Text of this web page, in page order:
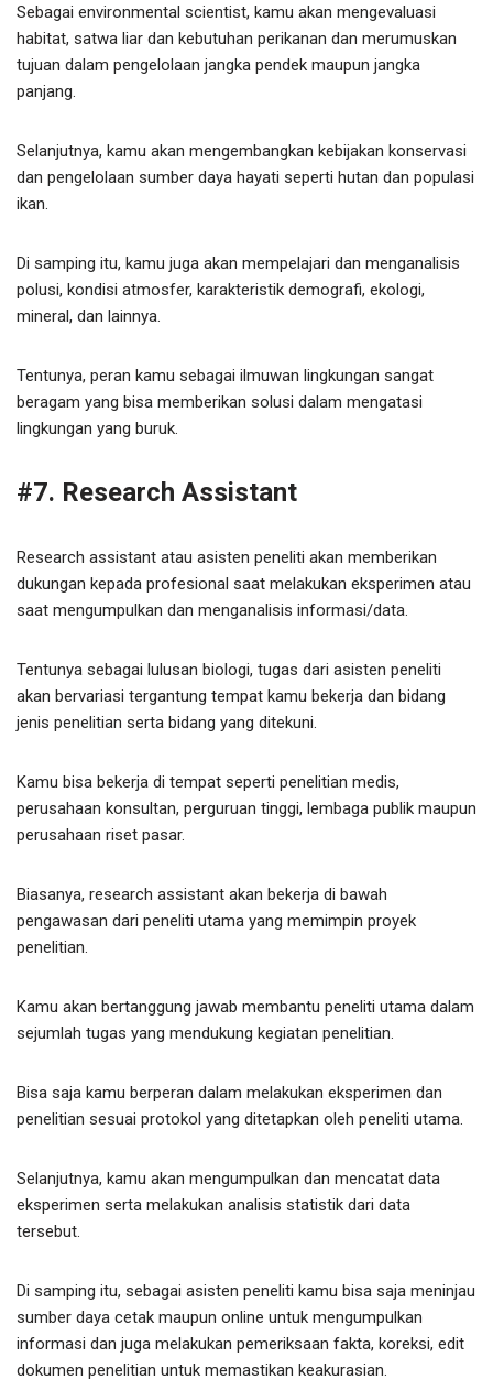
Sebagai environmental scientist, kamu akan mengevaluasi
habitat, satwa liar dan kebutuhan perikanan dan merumuskan
tujuan dalam pengelolaan jangka pendek maupun jangka
panjang.
Selanjutnya, kamu akan mengembangkan kebijakan konservasi
dan pengelolaan sumber daya hayati seperti hutan dan populasi
ikan.
Di samping itu, kamu juga akan mempelajari dan menganalisis
polusi, kondisi atmosfer, karakteristik demografi, ekologi,
mineral, dan lainnya.
Tentunya, peran kamu sebagai ilmuwan lingkungan sangat
beragam yang bisa memberikan solusi dalam mengatasi
lingkungan yang buruk.
#7. Research Assistant
Research assistant atau asisten peneliti akan memberikan
dukungan kepada profesional saat melakukan eksperimen atau
saat mengumpulkan dan menganalisis informasi/data.
Tentunya sebagai lulusan biologi, tugas dari asisten peneliti
akan bervariasi tergantung tempat kamu bekerja dan bidang
jenis penelitian serta bidang yang ditekuni.
Kamu bisa bekerja di tempat seperti penelitian medis,
perusahaan konsultan, perguruan tinggi, lembaga publik maupun
perusahaan riset pasar.
Biasanya, research assistant akan bekerja di bawah
pengawasan dari peneliti utama yang memimpin proyek
penelitian.
Kamu akan bertanggung jawab membantu peneliti utama dalam
sejumlah tugas yang mendukung kegiatan penelitian.
Bisa saja kamu berperan dalam melakukan eksperimen dan
penelitian sesuai protokol yang ditetapkan oleh peneliti utama.
Selanjutnya, kamu akan mengumpulkan dan mencatat data
eksperimen serta melakukan analisis statistik dari data
tersebut.
Di samping itu, sebagai asisten peneliti kamu bisa saja meninjau
sumber daya cetak maupun online untuk mengumpulkan
informasi dan juga melakukan pemeriksaan fakta, koreksi, edit
dokumen penelitian untuk memastikan keakurasian.